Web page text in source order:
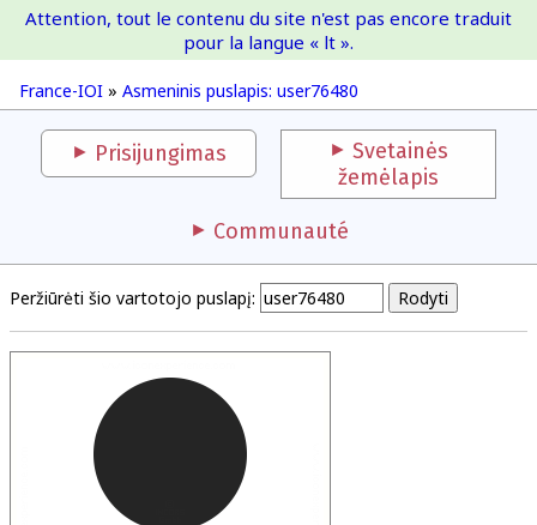
France-IOI
France-IOI » Asmeninis puslapis: user76480
Attention, tout le contenu du site n'est pas encore traduit
pour la langue « lt ».
Prisijungimas
Svetainės
žemėlapis
Communauté
Peržiūrėti šio vartotojo puslapį: